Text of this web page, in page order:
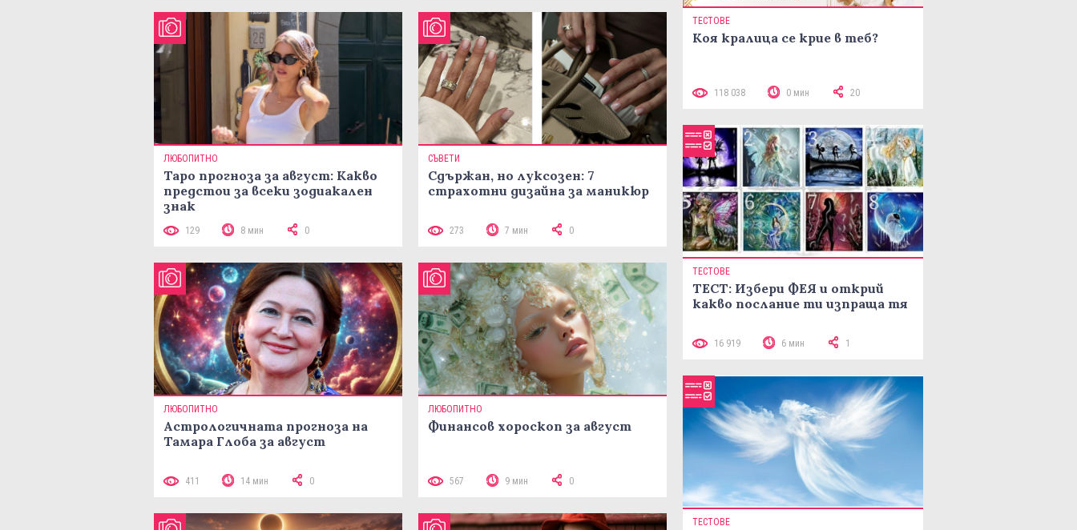
ЛЮБОПИТНО
Таро прогноза за август: Какво
предстои за всеки зодиакален
знак
129 8 мин 0
СЪВЕТИ
Сдържан, но луксозен: 7
страхотни дизайна за маникюр
273 7 мин 0
ЛЮБОПИТНО
Астрологичната прогноза на
Тамара Глоба за август
411 14 мин 0
ЛЮБОПИТНО
Финансов хороскоп за август
567 9 мин 0
ТЕСТОВЕ
Коя кралица се крие в теб?
118 038 0 мин 20
ТЕСТОВЕ
ТЕСТ: Избери ФЕЯ и открий
какво послание ти изпраща тя
16 919 6 мин 1
ТЕСТОВЕ